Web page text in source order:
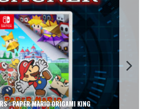
: DREAMS SUR PS4